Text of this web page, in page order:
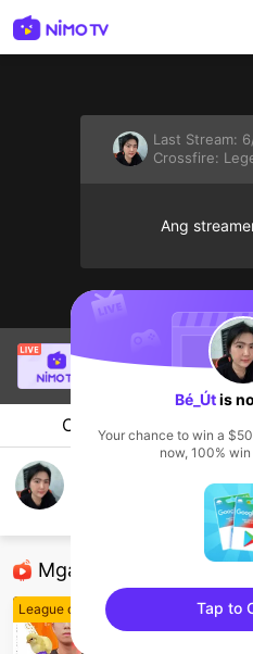
Last Stream:
Crossfire:
Ang
is live!
Crossfire: Legends
60
Chat
Mga Nirerekominda Na
League of Legends
sentinelStart
Bé_Útis
Your chance to win a
now, 100%
Tap to